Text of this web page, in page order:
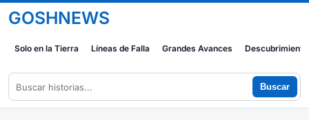
GOSHNEWS
Solo en la Tierra Líneas de Falla Grandes Avances
Buscar